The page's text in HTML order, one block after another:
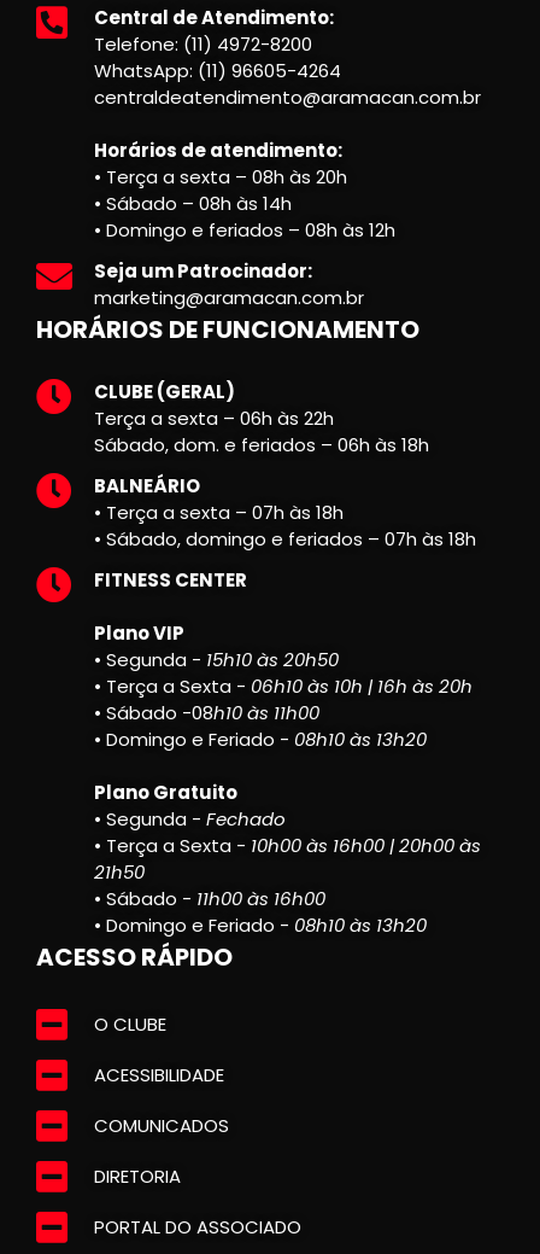
Central de Atendimento:
Telefone: (11) 4972-8200
WhatsApp: (11) 96605-4264
centraldeatendimento@aramacan.com.br
Horários de atendimento:
• Terça a sexta – 08h às 20h
• Sábado – 08h às 14h
• Domingo e feriados – 08h às 12h
Seja um Patrocinador:
marketing@aramacan.com.br
HORÁRIOS DE FUNCIONAMENTO
CLUBE (GERAL)
Terça a sexta – 06h às 22h
Sábado, dom. e feriados – 06h às 18h
BALNEÁRIO
• Terça a sexta – 07h às 18h
• Sábado, domingo e feriados – 07h às 18h
FITNESS CENTER
Plano VIP
• Segunda - 15h10 às 20h50
• Terça a Sexta - 06h10 às 10h | 16h às 20h
• Sábado -08h10 às 11h00
• Domingo e Feriado - 08h10 às 13h20
Plano Gratuito
• Segunda - Fechado
• Terça a Sexta - 10h00 às 16h00 | 20h00 às
21h50
• Sábado - 11h00 às 16h00
• Domingo e Feriado - 08h10 às 13h20
ACESSO RÁPIDO
O CLUBE
ACESSIBILIDADE
COMUNICADOS
DIRETORIA
PORTAL DO ASSOCIADO